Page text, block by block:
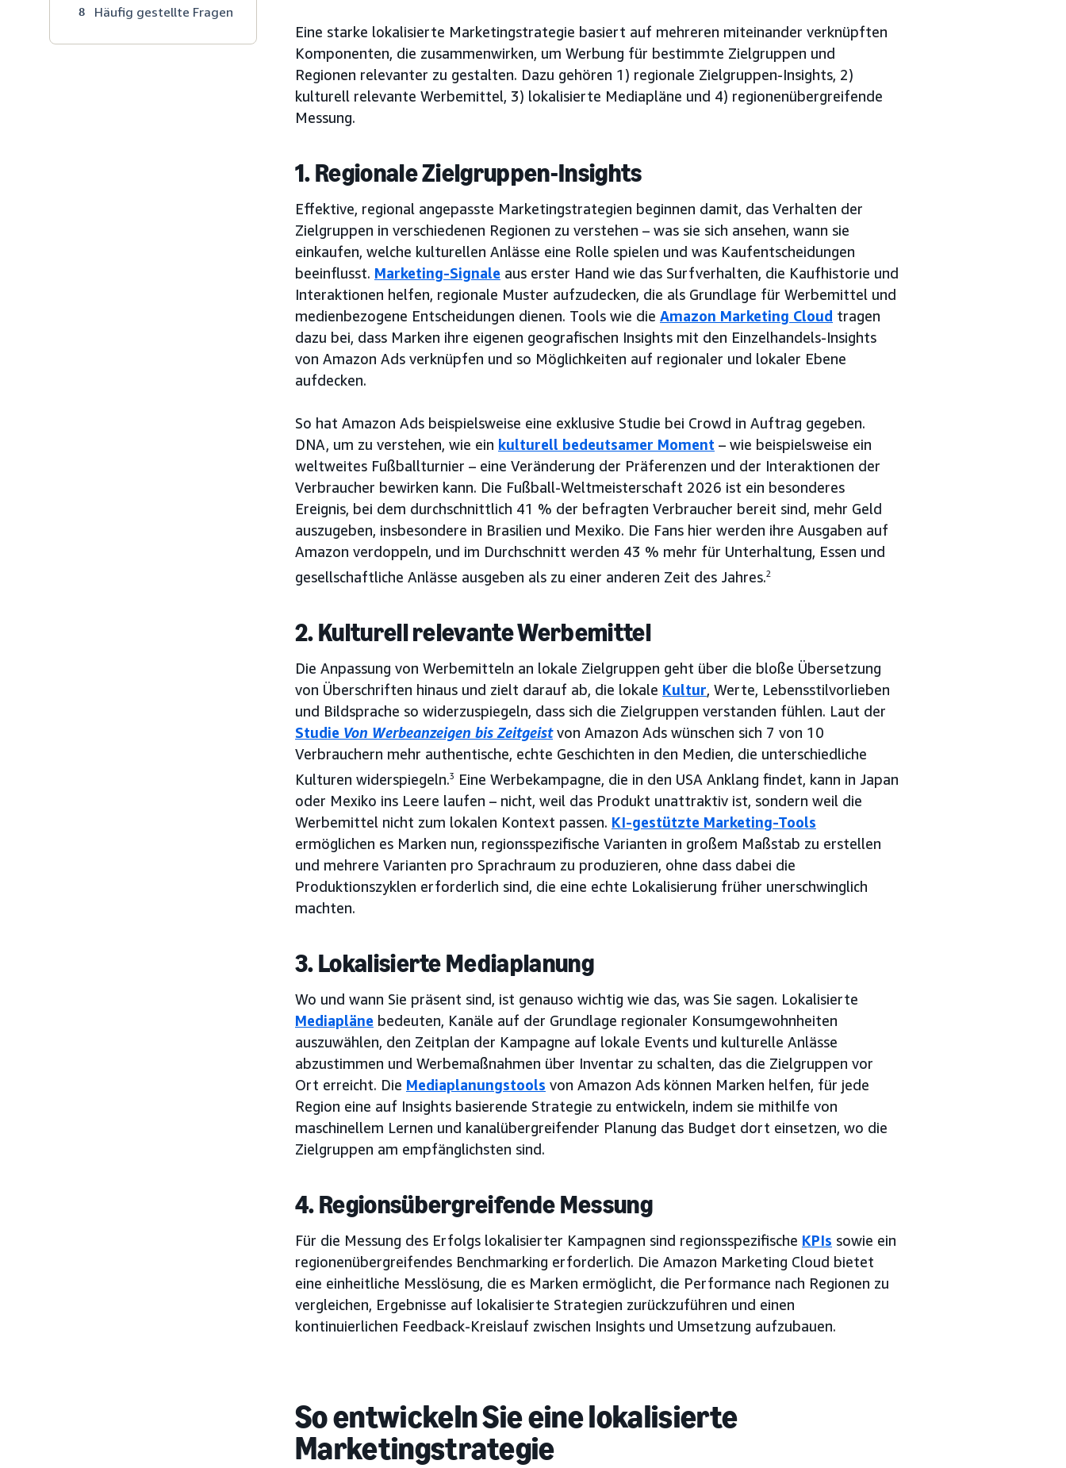
8 Häufig gestellte Fragen
Eine starke lokalisierte Marketingstrategie basiert auf mehreren miteinander verknüpften
Komponenten, die zusammenwirken, um Werbung für bestimmte Zielgruppen und
Regionen relevanter zu gestalten. Dazu gehören 1) regionale Zielgruppen-Insights, 2)
kulturell relevante Werbemittel, 3) lokalisierte Mediapläne und 4) regionenübergreifende
Messung.
1. Regionale Zielgruppen-Insights
Effektive, regional angepasste Marketingstrategien beginnen damit, das Verhalten der
Zielgruppen in verschiedenen Regionen zu verstehen – was sie sich ansehen, wann sie
einkaufen, welche kulturellen Anlässe eine Rolle spielen und was Kaufentscheidungen
beeinflusst. Marketing-Signale aus erster Hand wie das Surfverhalten, die Kaufhistorie und
Interaktionen helfen, regionale Muster aufzudecken, die als Grundlage für Werbemittel und
medienbezogene Entscheidungen dienen. Tools wie die Amazon Marketing Cloud tragen
dazu bei, dass Marken ihre eigenen geografischen Insights mit den Einzelhandels-Insights
von Amazon Ads verknüpfen und so Möglichkeiten auf regionaler und lokaler Ebene
aufdecken.
So hat Amazon Ads beispielsweise eine exklusive Studie bei Crowd in Auftrag gegeben.
DNA, um zu verstehen, wie ein kulturell bedeutsamer Moment – wie beispielsweise ein
weltweites Fußballturnier – eine Veränderung der Präferenzen und der Interaktionen der
Verbraucher bewirken kann. Die Fußball-Weltmeisterschaft 2026 ist ein besonderes
Ereignis, bei dem durchschnittlich 41 % der befragten Verbraucher bereit sind, mehr Geld
auszugeben, insbesondere in Brasilien und Mexiko. Die Fans hier werden ihre Ausgaben auf
Amazon verdoppeln, und im Durchschnitt werden 43 % mehr für Unterhaltung, Essen und
gesellschaftliche Anlässe ausgeben als zu einer anderen Zeit des Jahres.2
2. Kulturell relevante Werbemittel
Die Anpassung von Werbemitteln an lokale Zielgruppen geht über die bloße Übersetzung
von Überschriften hinaus und zielt darauf ab, die lokale Kultur, Werte, Lebensstilvorlieben
und Bildsprache so widerzuspiegeln, dass sich die Zielgruppen verstanden fühlen. Laut der
Studie Von Werbeanzeigen bis Zeitgeistvon Amazon Ads wünschen sich 7 von 10
Verbrauchern mehr authentische, echte Geschichten in den Medien, die unterschiedliche
Kulturen widerspiegeln.3
Eine Werbekampagne, die in den USA Anklang findet, kann in Japan
oder Mexiko ins Leere laufen – nicht, weil das Produkt unattraktiv ist, sondern weil die
Werbemittel nicht zum lokalen Kontext passen. KI-gestützte Marketing-Tools
ermöglichen es Marken nun, regionsspezifische Varianten in großem Maßstab zu erstellen
und mehrere Varianten pro Sprachraum zu produzieren, ohne dass dabei die
Produktionszyklen erforderlich sind, die eine echte Lokalisierung früher unerschwinglich
machten.
3. Lokalisierte Mediaplanung
Wo und wann Sie präsent sind, ist genauso wichtig wie das, was Sie sagen. Lokalisierte
Mediapläne bedeuten, Kanäle auf der Grundlage regionaler Konsumgewohnheiten
auszuwählen, den Zeitplan der Kampagne auf lokale Events und kulturelle Anlässe
abzustimmen und Werbemaßnahmen über Inventar zu schalten, das die Zielgruppen vor
Ort erreicht. Die Mediaplanungstools von Amazon Ads können Marken helfen, für jede
Region eine auf Insights basierende Strategie zu entwickeln, indem sie mithilfe von
maschinellem Lernen und kanalübergreifender Planung das Budget dort einsetzen, wo die
Zielgruppen am empfänglichsten sind.
4. Regionsübergreifende Messung
Für die Messung des Erfolgs lokalisierter Kampagnen sind regionsspezifische KPIs sowie ein
regionenübergreifendes Benchmarking erforderlich. Die Amazon Marketing Cloud bietet
eine einheitliche Messlösung, die es Marken ermöglicht, die Performance nach Regionen zu
vergleichen, Ergebnisse auf lokalisierte Strategien zurückzuführen und einen
kontinuierlichen Feedback-Kreislauf zwischen Insights und Umsetzung aufzubauen.
So entwickeln Sie eine lokalisierte
Marketingstrategie